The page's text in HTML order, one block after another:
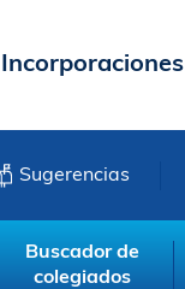
Incorporaciones
Sugerencias
Buscador de
colegiados